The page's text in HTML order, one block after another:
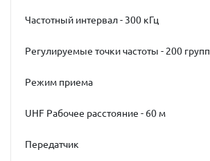
Частотный интервал - 300 кГц
Регулируемые точки частоты - 200 групп
Режим приема
UHF Рабочее расстояние - 60 м
Передатчик